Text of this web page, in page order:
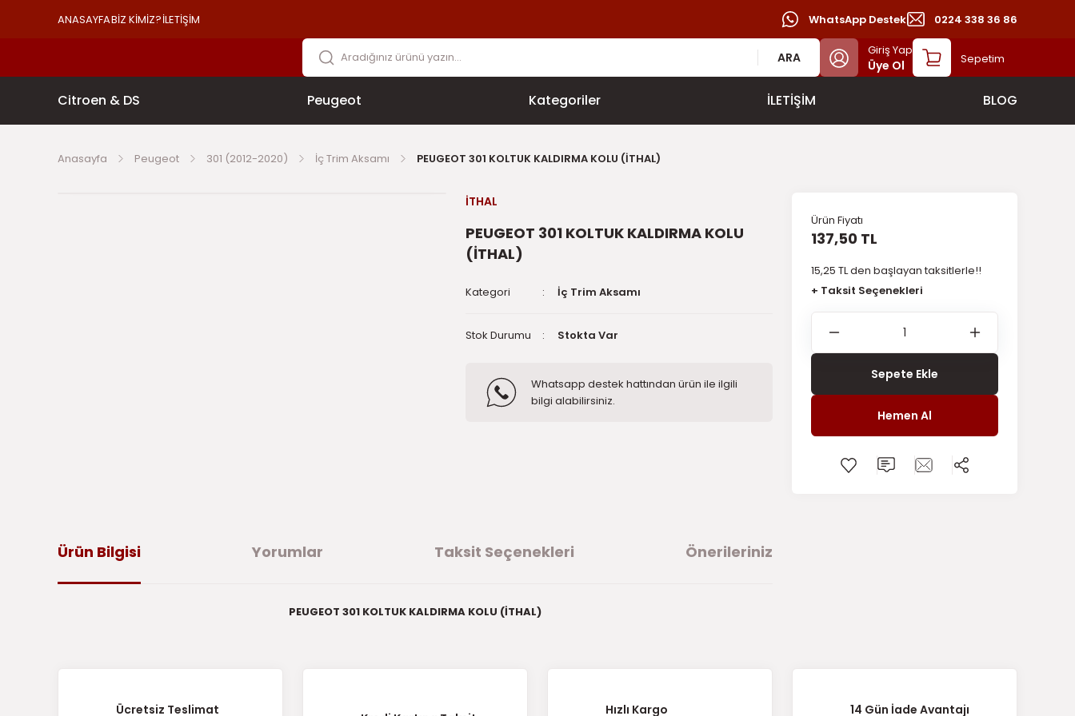
ANASAYFABİZ KİMİZ?İLETİŞİM WhatsApp Destek 0224 338 36 86
ARA Giriş Yap
Üye Ol Sepetim
Citroen & DS Peugeot Kategoriler İLETİŞİM BLOG
Anasayfa Peugeot 301 (2012-2020) İç Trim Aksamı PEUGEOT 301 KOLTUK KALDIRMA KOLU (İTHAL)
İTHAL
PEUGEOT 301 KOLTUK KALDIRMA KOLU
(İTHAL)
Kategori İç Trim Aksamı
Stok Durumu Stokta Var
Whatsapp destek hattından ürün ile ilgili
bilgi alabilirsiniz.
Ürün Fiyatı
137,50 TL
15,25 TL den başlayan taksitlerle!!
+ Taksit Seçenekleri
Sepete Ekle
Hemen Al
Ürün Bilgisi Yorumlar Taksit Seçenekleri Önerileriniz
PEUGEOT 301 KOLTUK KALDIRMA KOLU (İTHAL)
Bu ürüne ilk yorumu siz yapın!
Ücretsiz Teslimat Hızlı Kargo 14 Gün İade Avantajı